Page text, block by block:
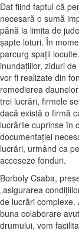
Dat fiind faptul că
necesară o sumă
până la limita de
şapte loturi. În
parcurg spaţii
inundaţiilor, ziduri
vor fi realizate din
remedierea
trei lucrări, firmele
dacă există o firmă
lucrările cuprinse în
documentaţiei
lucrări, urmând ca
acceseze fonduri.
Borboly Csaba,
„asigurarea
de lucrări
buna colaborare
drumului, vom